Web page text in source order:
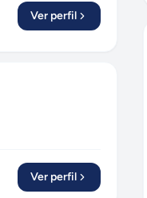
Ver perfil
Ver perfil